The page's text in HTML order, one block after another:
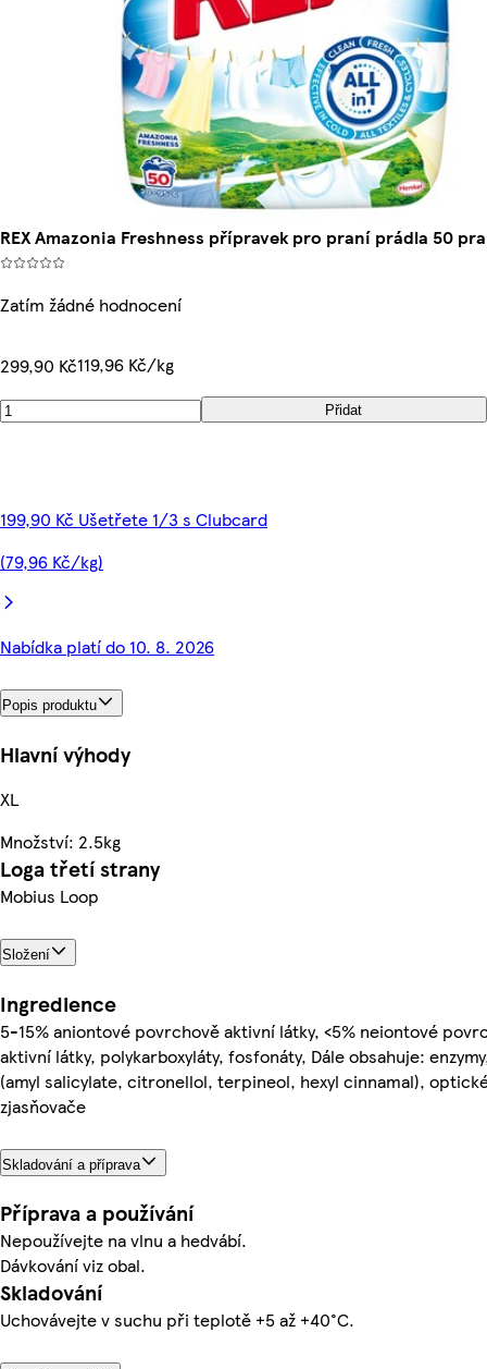
REX Amazonia Freshness přípravek pro praní prádla 50
Zatím žádné hodnocení
299,90 Kč119,96 Kč/kg
Přidat
199,90 Kč Ušetřete 1/3 s Clubcard
(79,96 Kč/kg)
Nabídka platí do 10. 8. 2026
Popis produktu
Hlavní výhody
XL
Množství: 2.5kg
Loga třetí strany
Mobius Loop
Složení
Ingredience
5-15% aniontové povrchově aktivní látky, <5% neiontové
aktivní látky, polykarboxyláty, fosfonáty, Dále obsahuje:
(amyl salicylate, citronellol, terpineol, hexyl cinnamal),
zjasňovače
Skladování a příprava
Příprava a používání
Nepoužívejte na vlnu a hedvábí.
Dávkování viz obal.
Skladování
Uchovávejte v suchu při teplotě +5 až +40°C.